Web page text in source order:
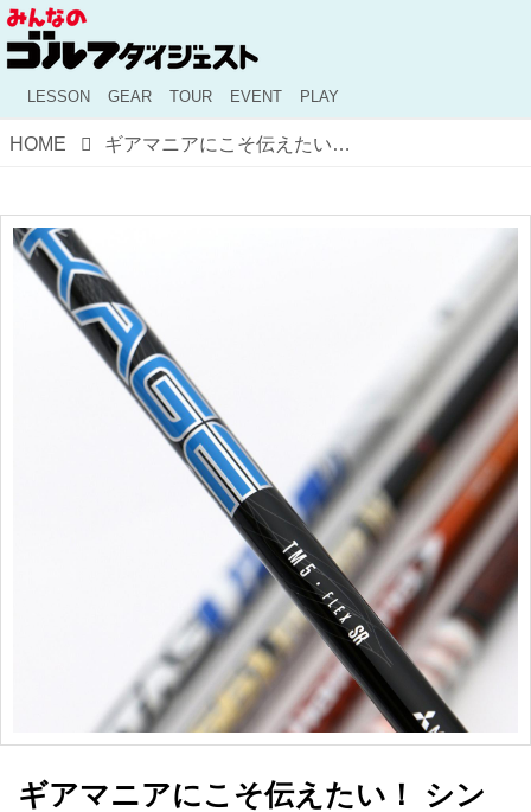
LESSON GEAR TOUR EVENT PLAY
HOME ギアマニアにこそ伝えたい！ シングルさんが「とりあえず純正シャフト」を勧める理由
ギアマニアにこそ伝えたい！ シン